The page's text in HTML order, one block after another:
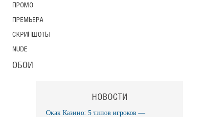
ПРОМО
ПРЕМЬЕРА
СКРИНШОТЫ
NUDE
ОБОИ
НОВОСТИ
Окак Казино: 5 типов игроков —